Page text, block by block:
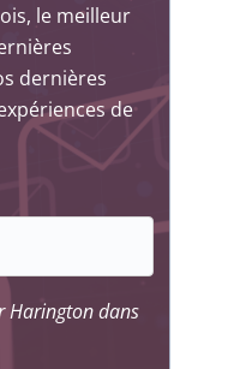
le meilleur
dernières
de
Harington dans